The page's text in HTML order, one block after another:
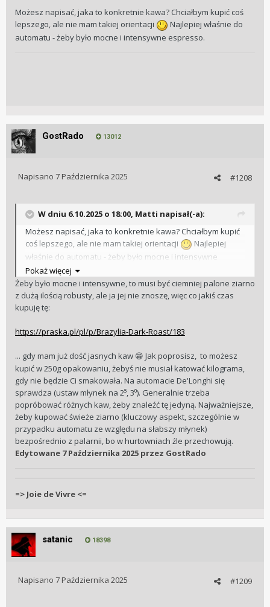
Możesz napisać, jaka to konkretnie kawa? Chciałbym kupić coś
lepszego, ale nie mam takiej orientacji
Najlepiej właśnie do
automatu - żeby było mocne i intensywne espresso.
GostRado 13012
#1208
Napisano 7 Października 2025
W dniu 6.10.2025 o 18:00, Matti napisał(-a):
Możesz napisać, jaka to konkretnie kawa? Chciałbym kupić
coś lepszego, ale nie mam takiej orientacji
Najlepiej
właśnie do automatu - żeby było mocne i intensywne
espresso.
Pokaż więcej
Żeby było mocne i intensywne, to musi być ciemniej palone ziarno
z dużą ilością robusty, ale ja jej nie znoszę, więc co jakiś czas
kupuję tę:
https://praska.pl/pl/p/Brazylia-Dark-Roast/183
... gdy mam już dość jasnych kaw 😁 Jak poprosisz, to możesz
kupić w 250g opakowaniu, żebyś nie musiał katować kilograma,
gdy nie będzie Ci smakowała. Na automacie De'Longhi się
sprawdza (ustaw młynek na 2⁵, 3⁰). Generalnie trzeba
popróbować różnych kaw, żeby znaleźć tę jedyną. Najważniejsze,
żeby kupować świeże ziarno (kluczowy aspekt, szczególnie w
przypadku automatu ze względu na słabszy młynek)
bezpośrednio z palarnii, bo w hurtowniach źle przechowują.
Edytowane 7 Października 2025 przez GostRado
=> Joie de Vivre <=
satanic 18398
#1209
Napisano 7 Października 2025